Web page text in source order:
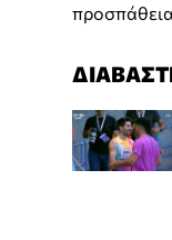
προσπάθεια.